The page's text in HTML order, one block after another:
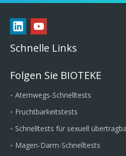
Schnelle Links
Folgen Sie BIOTEKE
Atemwegs-Schnelltests
Fruchtbarkeitstests
Schnelltests für sexuell
Magen-Darm-Schnelltests